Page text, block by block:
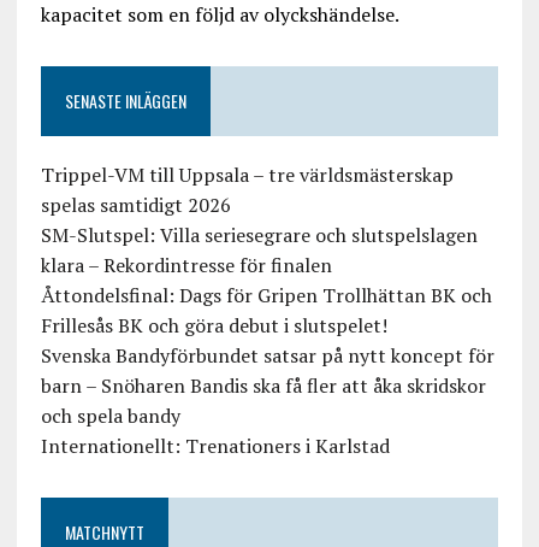
kapacitet som en följd av olyckshändelse.
SENASTE INLÄGGEN
Trippel-VM till Uppsala – tre världsmästerskap
spelas samtidigt 2026
SM-Slutspel: Villa seriesegrare och slutspelslagen
klara – Rekordintresse för finalen
Åttondelsfinal: Dags för Gripen Trollhättan BK och
Frillesås BK och göra debut i slutspelet!
Svenska Bandyförbundet satsar på nytt koncept för
barn – Snöharen Bandis ska få fler att åka skridskor
och spela bandy
Internationellt: Trenationers i Karlstad
MATCHNYTT